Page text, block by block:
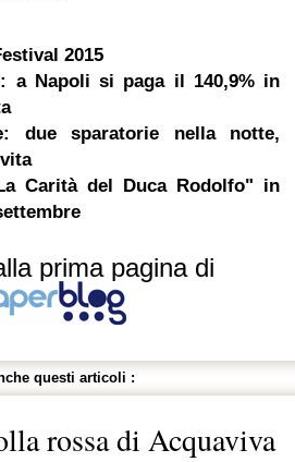
2015
a Napoli si paga il 140,9% in
due sparatorie nella notte,
Carità del Duca Rodolfo" in
prima pagina di
questi articoli :
rossa di Acquaviva